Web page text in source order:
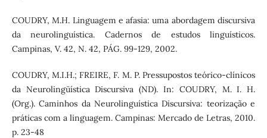
COUDRY, M.H. Linguagem e afasia: uma abordagem discursiva
da neurolinguística. Cadernos de estudos linguísticos.
Campinas, V. 42, N. 42, PÁG. 99-129, 2002.
COUDRY, M.I.H.; FREIRE, F. M. P. Pressupostos teórico-clínicos
da Neurolingüística Discursiva (ND). In: COUDRY, M. I. H.
(Org.). Caminhos da Neurolinguística Discursiva: teorização e
práticas com a linguagem. Campinas: Mercado de Letras, 2010.
p. 23-48